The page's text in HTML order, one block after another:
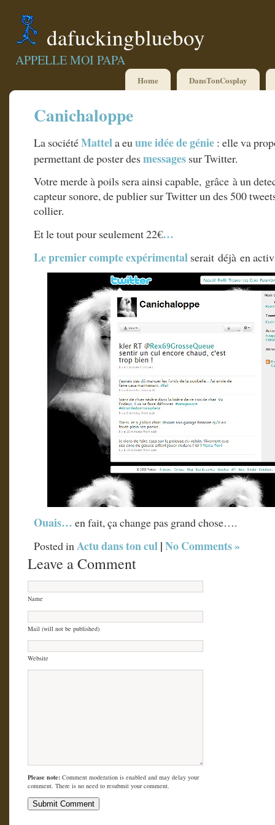
dafuckingblueboy
APPELLE MOI PAPA
Home DansTonCosplay
Canichaloppe
La sociétéMattela euune idée de génie : elle va
permettant de poster desmessages sur Twitter.
Votre merde à poils sera ainsi capable, grâce à un
capteur sonore, de publier sur Twitter un des 500
collier.
Et le tout pour seulement 22€…
Le premier compte expérimental serait déjà en
Ouais… en fait, ça change pas grand chose….
Posted inActu dans ton cul|No Comments »
Leave a Comment
Name
Mail (will not be published)
Website
Please note: Comment moderation is enabled and may delay your
comment. There is no need to resubmit your comment.